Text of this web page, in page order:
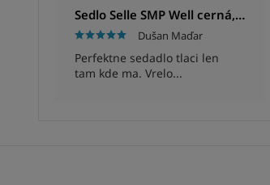
Sedlo Selle SMP Well cerná, Unisex, 280x144mm, 280g
Dušan Maďar
Perfektne sedadlo tlaci len
tam kde ma. Vrelo...